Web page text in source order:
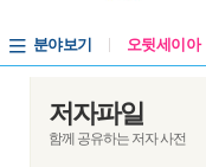
분야보기 오뒷세이아
저자파일
함께 공유하는 저자 사전